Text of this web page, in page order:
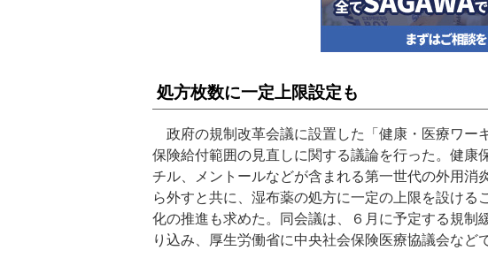
処方枚数に一定上限設定も
政府の規制改革会議に設置した「健康・医療ワー
保険給付範囲の見直しに関する議論を行った。健康
チル、メントールなどが含まれる第一世代の外用消
ら外すと共に、湿布薬の処方に一定の上限を設ける
化の推進も求めた。同会議は、６月に予定する規制
り込み、厚生労働省に中央社会保険医療協議会など